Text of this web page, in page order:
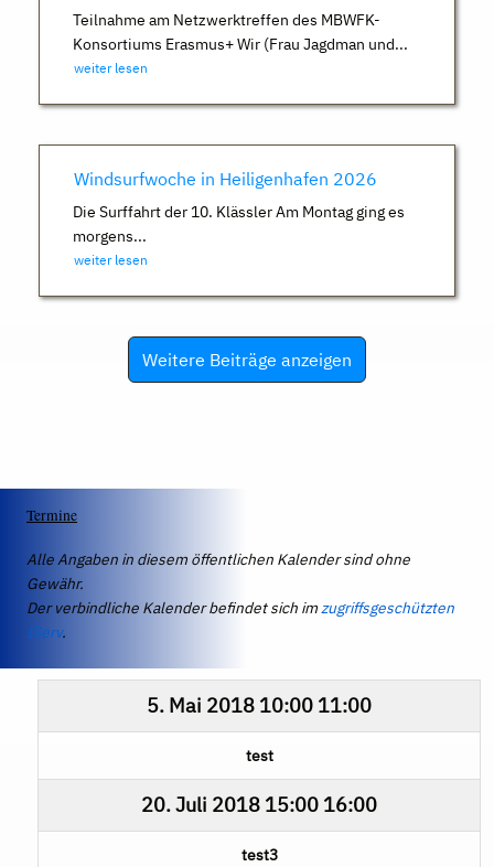
Teilnahme am Netzwerktreffen des MBWFK-
Konsortiums Erasmus+ Wir (Frau Jagdman und...
weiter lesen
Windsurfwoche in Heiligenhafen 2026
Die Surffahrt der 10. Klässler Am Montag ging es
morgens...
weiter lesen
Weitere Beiträge anzeigen
Termine
Alle Angaben in diesem öffentlichen Kalender sind ohne
Gewähr.
Der verbindliche Kalender befindet sich imzugriffsgeschützten
IServ.
5. Mai 2018 10:00 11:00
test
20. Juli 2018 15:00 16:00
test3